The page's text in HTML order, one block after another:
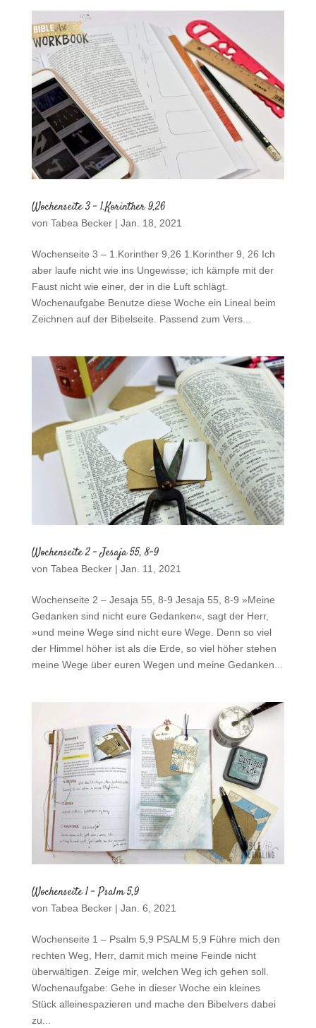
Wochenseite 3 – 1.Korinther 9,26
von Tabea Becker| Jan. 18, 2021
Wochenseite 3 – 1.Korinther 9,26 1.Korinther 9, 26 Ich
aber laufe nicht wie ins Ungewisse; ich kämpfe mit der
Faust nicht wie einer, der in die Luft schlägt.
Wochenaufgabe Benutze diese Woche ein Lineal beim
Zeichnen auf der Bibelseite. Passend zum Vers...
Wochenseite 2 – Jesaja 55, 8-9
von Tabea Becker| Jan. 11, 2021
Wochenseite 2 – Jesaja 55, 8-9 Jesaja 55, 8-9 »Meine
Gedanken sind nicht eure Gedanken«, sagt der Herr,
»und meine Wege sind nicht eure Wege. Denn so viel
der Himmel höher ist als die Erde, so viel höher stehen
meine Wege über euren Wegen und meine Gedanken...
Wochenseite 1 – Psalm 5,9
von Tabea Becker| Jan. 6, 2021
Wochenseite 1 – Psalm 5,9 PSALM 5,9 Führe mich den
rechten Weg, Herr, damit mich meine Feinde nicht
überwältigen. Zeige mir, welchen Weg ich gehen soll.
Wochenaufgabe: Gehe in dieser Woche ein kleines
Stück alleinespazieren und mache den Bibelvers dabei
zu...